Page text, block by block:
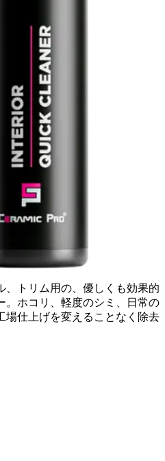
、トリム用の、優しくも効果的
。ホコリ、軽度のシミ、日常の
場仕上げを変えることなく除去